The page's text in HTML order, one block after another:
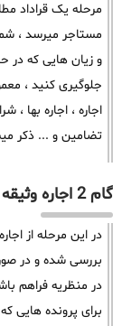
مرحله یک قراداد
مستاجر میرسد ،
و زیان هایی که در
جلوگیری کنید ،
اجاره ، اجاره بها
تضامین و ... ذکر
گام 2 اجاره وثیقه در منظریه (بررسی پرونده)
در این مرحله از
بررسی شده و در
در منظریه فراهم
برای پرونده هایی